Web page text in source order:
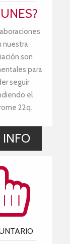
nuestra
son
para
seguir
el
22q.
INFO